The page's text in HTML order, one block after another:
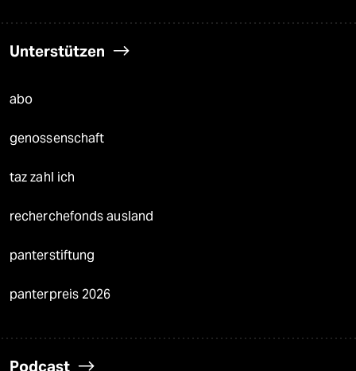
Unterstützen
abo
genossenschaft
taz zahl ich
recherchefonds ausland
panterstiftung
panterpreis 2026
Podcast